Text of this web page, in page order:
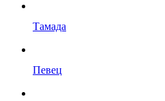
Тамада
Певец